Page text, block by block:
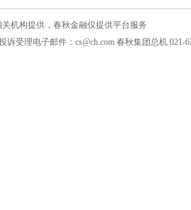
机构提供，春秋金融仅提供平台服务
受理电子邮件：cs@ch.com 春秋集团总机 021-